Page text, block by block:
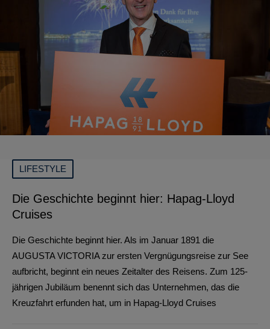
LIFESTYLE
Die Geschichte beginnt hier: Hapag-Lloyd
Cruises
Die Geschichte beginnt hier. Als im Januar 1891 die
AUGUSTA VICTORIA zur ersten Vergnügungsreise zur See
aufbricht, beginnt ein neues Zeitalter des Reisens. Zum 125-
jährigen Jubiläum benennt sich das Unternehmen, das die
Kreuzfahrt erfunden hat, um in Hapag-Lloyd Cruises